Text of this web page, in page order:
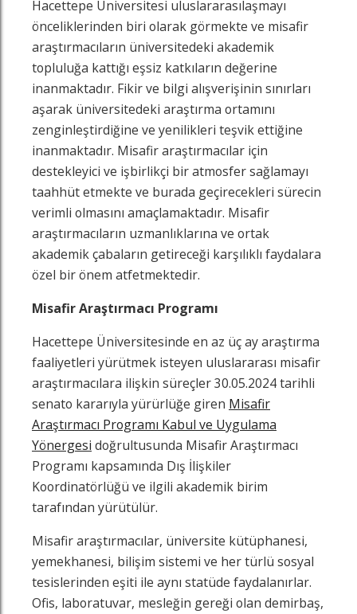
Hacettepe Üniversitesi uluslararasılaşmayı
önceliklerinden biri olarak görmekte ve misafir
araştırmacıların üniversitedeki akademik
topluluğa kattığı eşsiz katkıların değerine
inanmaktadır. Fikir ve bilgi alışverişinin sınırları
aşarak üniversitedeki araştırma ortamını
zenginleştirdiğine ve yenilikleri teşvik ettiğine
inanmaktadır. Misafir araştırmacılar için
destekleyici ve işbirlikçi bir atmosfer sağlamayı
taahhüt etmekte ve burada geçirecekleri sürecin
verimli olmasını amaçlamaktadır. Misafir
araştırmacıların uzmanlıklarına ve ortak
akademik çabaların getireceği karşılıklı faydalara
özel bir önem atfetmektedir.
Misafir Araştırmacı Programı
Hacettepe Üniversitesinde en az üç ay araştırma
faaliyetleri yürütmek isteyen uluslararası misafir
araştırmacılara ilişkin süreçler 30.05.2024 tarihli
senato kararıyla yürürlüğe giren Misafir
Araştırmacı Programı Kabul ve Uygulama
Yönergesi doğrultusunda Misafir Araştırmacı
Programı kapsamında Dış İlişkiler
Koordinatörlüğü ve ilgili akademik birim
tarafından yürütülür.
Misafir araştırmacılar, üniversite kütüphanesi,
yemekhanesi, bilişim sistemi ve her türlü sosyal
tesislerinden eşiti ile aynı statüde faydalanırlar.
Ofis, laboratuvar, mesleğin gereği olan demirbaş,